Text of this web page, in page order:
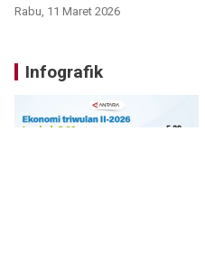
Rabu, 11 Maret 2026
Infografik